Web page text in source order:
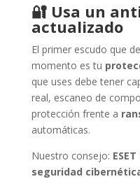
🔐Usa un
actualizado
El primer escudo que
momento es tu
que uses debe tener
real, escaneo de
protección frente a
automáticas.
Nuestro consejo:
seguridad